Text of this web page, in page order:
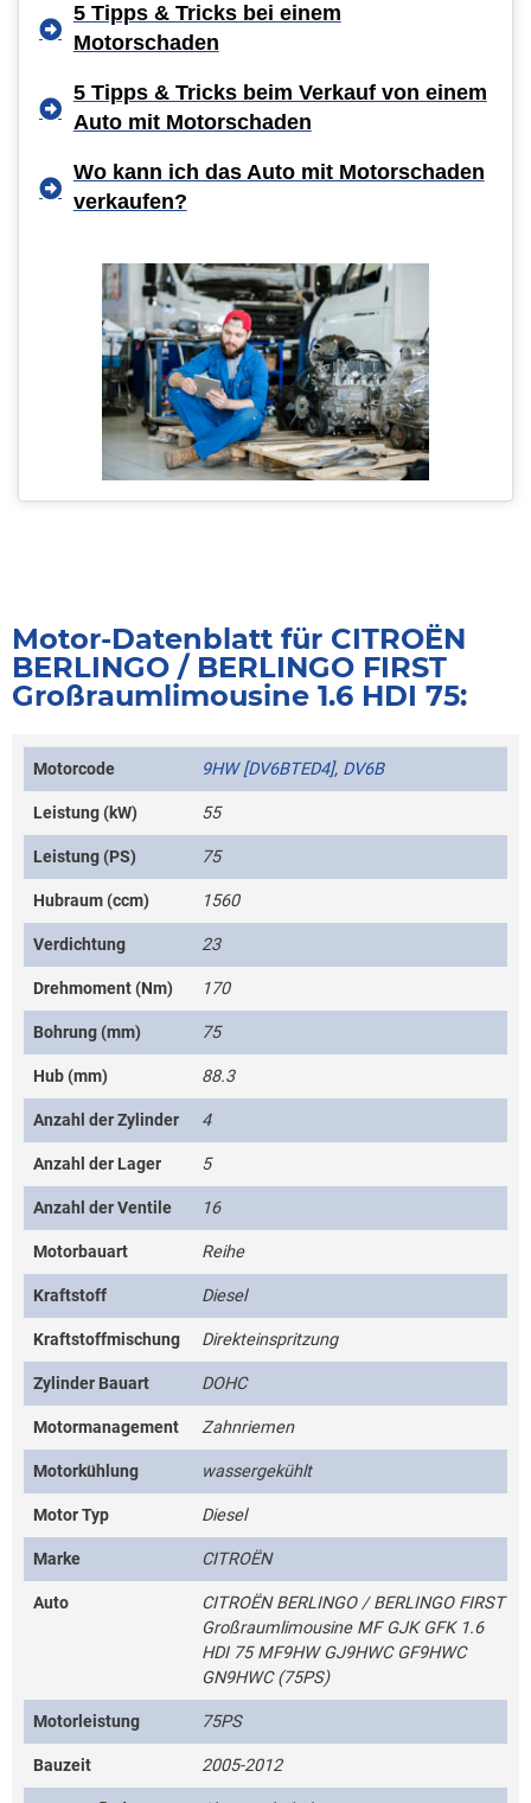
5 Tipps & Tricks bei einem
Motorschaden
5 Tipps & Tricks beim Verkauf von einem
Auto mit Motorschaden
Wo kann ich das Auto mit Motorschaden
verkaufen?
Motor-Datenblatt für CITROËN
BERLINGO / BERLINGO FIRST
Großraumlimousine 1.6 HDI 75:
Motorcode 9HW [DV6BTED4], DV6B
Leistung (kW) 55
Leistung (PS) 75
Hubraum (ccm) 1560
Verdichtung 23
Drehmoment (Nm) 170
Bohrung (mm) 75
Hub (mm) 88.3
Anzahl der Zylinder 4
Anzahl der Lager 5
Anzahl der Ventile 16
Motorbauart Reihe
Kraftstoff Diesel
Kraftstoffmischung Direkteinspritzung
Zylinder Bauart DOHC
Motormanagement Zahnriemen
Motorkühlung wassergekühlt
Motor Typ Diesel
Marke CITROËN
Auto
CITROËN BERLINGO / BERLINGO FIRST
Großraumlimousine MF GJK GFK 1.6
HDI 75 MF9HW GJ9HWC GF9HWC
GN9HWC (75PS)
Motorleistung 75PS
Bauzeit 2005-2012